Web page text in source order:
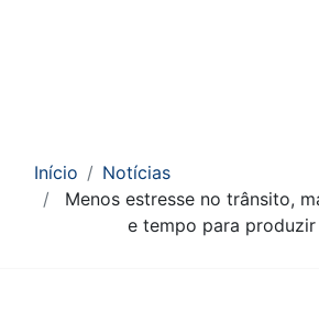
Início
Notícias
Menos estresse no trânsito,
e tempo para produzir